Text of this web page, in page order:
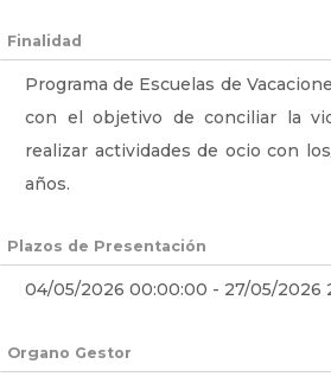
Finalidad
Programa de Escuelas de
con el objetivo de conciliar la
realizar actividades de ocio con
años.
Plazos de Presentación
04/05/2026 00:00:00 - 27/05/2026
Organo Gestor